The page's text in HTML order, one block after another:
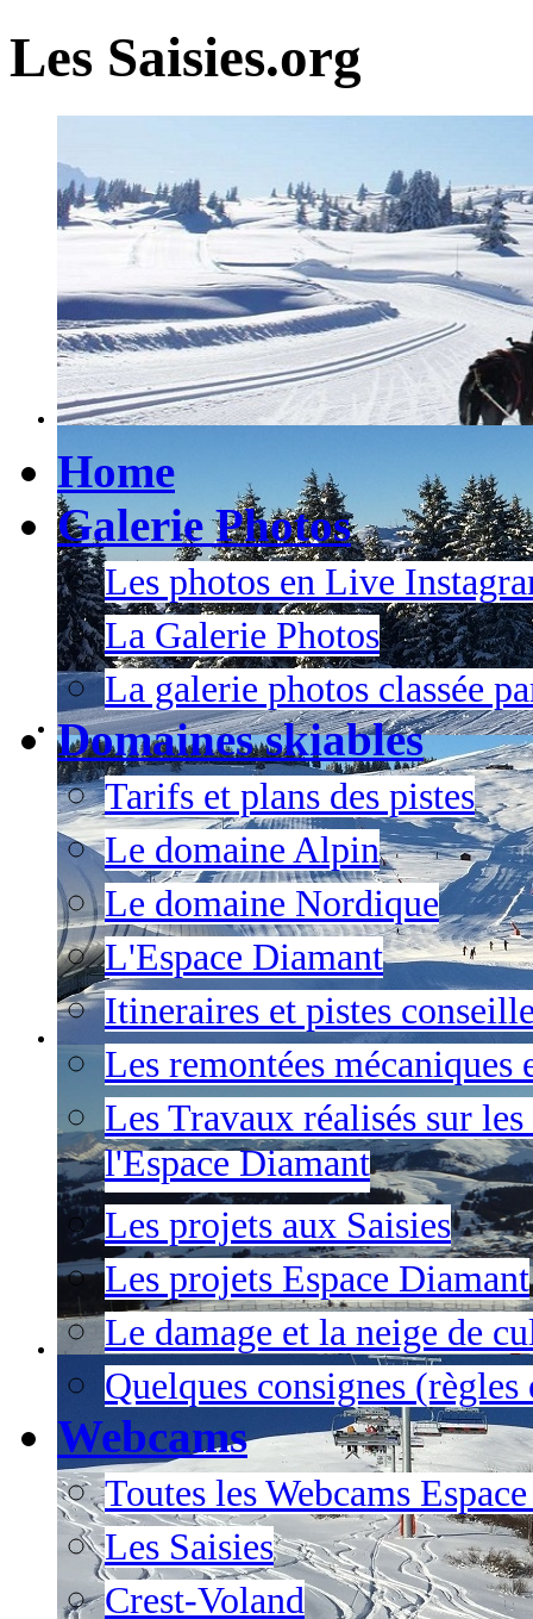
Les Saisies.org
Home
Galerie Photos
Les photos en Live
La Galerie Photos
La galerie photos classée
Domaines skiables
Tarifs et plans des pistes
Le domaine Alpin
Le domaine Nordique
L'Espace Diamant
Itineraires et pistes
Les remontées mécaniques
Les Travaux réalisés sur
l'Espace Diamant
Les projets aux Saisies
Les projets Espace Diamant
Le damage et la neige de
Quelques consignes (règles
Webcams
Toutes les Webcams
Les Saisies
Crest-Voland